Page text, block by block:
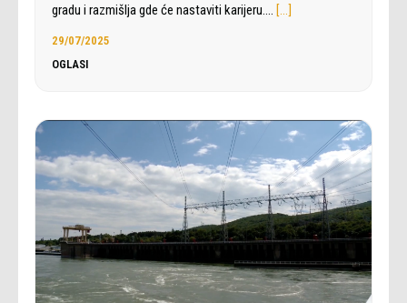
gradu i razmišlja gde će nastaviti karijeru.… […]
29/07/2025
OGLASI